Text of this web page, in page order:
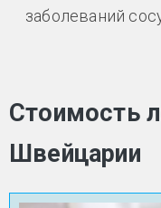
заболеваний
Стоимость
Швейцарии